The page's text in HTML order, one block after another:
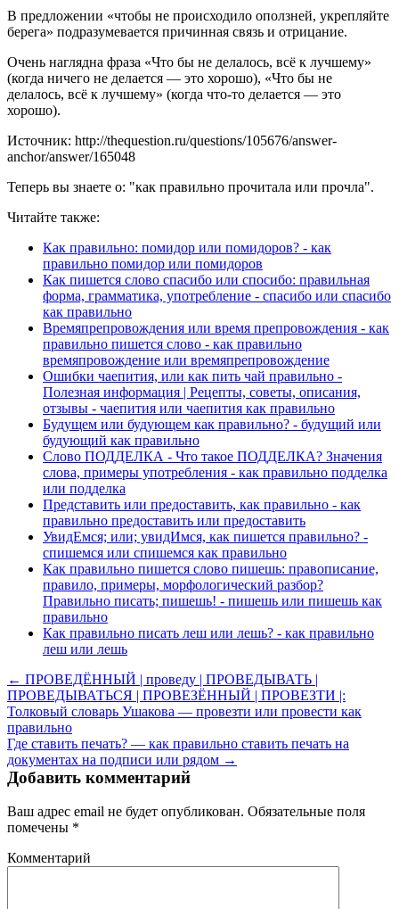
В предложении «чтобы не происходило оползней, укрепляйте
берега» подразумевается причинная связь и отрицание.
Очень наглядна фраза «Что бы не делалось, всё к лучшему»
(когда ничего не делается — это хорошо), «Что бы не
делалось, всё к лучшему» (когда что-то делается — это
хорошо).
Источник: http://thequestion.ru/questions/105676/answer-
anchor/answer/165048
Теперь вы знаете о: "как правильно прочитала или прочла".
Читайте также:
Как правильно: помидор или помидоров? - как
правильно помидор или помидоров
Как пишется слово спасибо или спосибо: правильная
форма, грамматика, употребление - спасибо или спасибо
как правильно
Времяпрепровождения или время препровождения - как
правильно пишется слово - как правильно
времяпровождение или времяпрепровождение
Ошибки чаепития, или как пить чай правильно -
Полезная информация | Рецепты, советы, описания,
отзывы - чаепития или чаепития как правильно
Будущем или будующем как правильно? - будущий или
будующий как правильно
Слово ПОДДЕЛКА - Что такое ПОДДЕЛКА? Значения
слова, примеры употребления - как правильно подделка
или подделка
Представить или предоставить, как правильно - как
правильно предоставить или предоставить
УвидЕмся; или; увидИмся, как пишется правильно? -
спишемся или спишемся как правильно
Как правильно пишется слово пишешь: правописание,
правило, примеры, морфологический разбор?
Правильно писать; пишешь! - пишешь или пишешь как
правильно
Как правильно писать леш или лешь? - как правильно
леш или лешь
← ПРОВЕДЁННЫЙ | проведу | ПРОВЕДЫВАТЬ |
ПРОВЕДЫВАТЬСЯ | ПРОВЕЗЁННЫЙ | ПРОВЕЗТИ |:
Толковый словарь Ушакова — провезти или провести как
правильно
Где ставить печать? — как правильно ставить печать на
документах на подписи или рядом →
Добавить комментарий
Ваш адрес email не будет опубликован. Обязательные поля
помечены *
Комментарий